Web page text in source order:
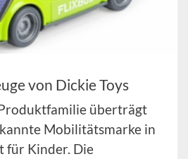
von Dickie Toys
überträgt
Mobilitätsmarke in
für Kinder. Die